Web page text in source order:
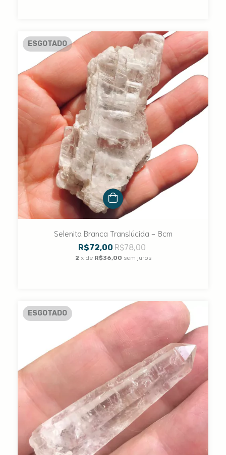
ESGOTADO
Selenita Branca Translúcida - 8cm
R$72,00R$78,00
2 x de R$36,00 sem juros
ESGOTADO